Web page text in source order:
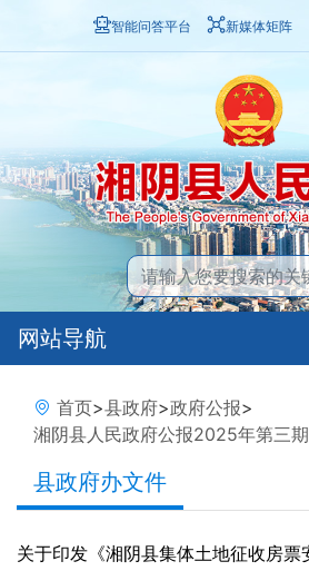
智能问答平台 新媒体矩阵
网站导航
首页>县政府>政府公报>
湘阴县人民政府公报2025年第三期
县政府办文件